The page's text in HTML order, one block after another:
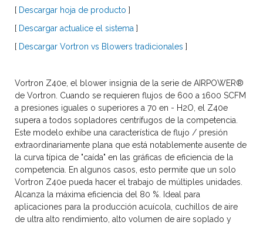
[ Descargar hoja de producto ]
[ Descargar actualice el sistema ]
[ Descargar Vortron vs Blowers tradicionales ]
Vortron Z40e, el blower insignia de la serie de AIRPOWER®
de Vortron. Cuando se requieren flujos de 600 a 1600 SCFM
a presiones iguales o superiores a 70 en - H2O, el Z40e
supera a todos sopladores centrífugos de la competencia.
Este modelo exhibe una característica de flujo / presión
extraordinariamente plana que está notablemente ausente de
la curva típica de "caída" en las gráficas de eficiencia de la
competencia. En algunos casos, esto permite que un solo
Vortron Z40e pueda hacer el trabajo de múltiples unidades.
Alcanza la máxima eficiencia del 80 %. Ideal para
aplicaciones para la producción acuícola, cuchillos de aire
de ultra alto rendimiento, alto volumen de aire soplado y